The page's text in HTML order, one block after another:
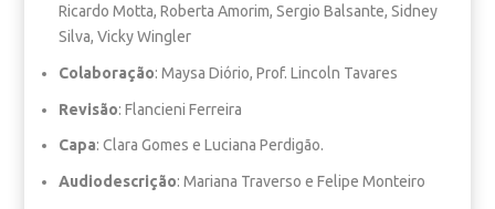
Ricardo Motta, Roberta Amorim, Sergio Balsante, Sidney
Silva, Vicky Wingler
Colaboração: Maysa Diório, Prof. Lincoln Tavares
Revisão: Flancieni Ferreira
Capa: Clara Gomes e Luciana Perdigão.
Audiodescrição: Mariana Traverso e Felipe Monteiro